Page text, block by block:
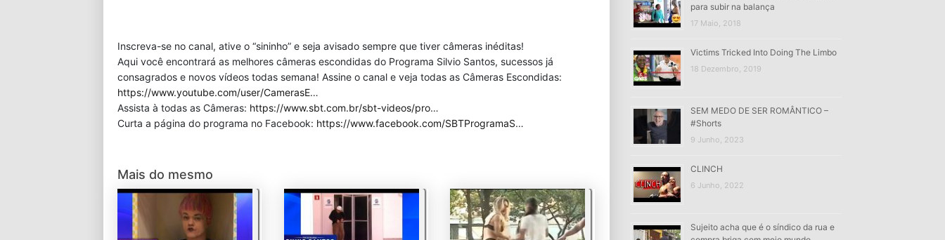
Inscreva-se no canal, ative o “sininho” e seja avisado sempre que tiver câmeras inéditas!
Aqui você encontrará as melhores câmeras escondidas do Programa Silvio Santos, sucessos já
consagrados e novos vídeos todas semana! Assine o canal e veja todas as Câmeras Escondidas:
https://www.youtube.com/user/CamerasE…
Assista à todas as Câmeras: https://www.sbt.com.br/sbt-videos/pro…
Curta a página do programa no Facebook: https://www.facebook.com/SBTProgramaS…
Mais do mesmo
para subir na balança
17 Maio, 2018
Victims Tricked Into Doing The Limbo
18 Dezembro, 2019
SEM MEDO DE SER ROMÂNTICO –
#Shorts
9 Junho, 2023
CLINCH
6 Junho, 2022
Sujeito acha que é o síndico da rua e